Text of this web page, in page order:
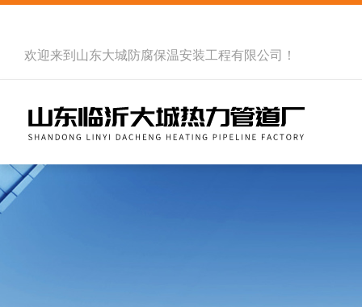
欢迎来到 山东大城防腐保温安装工程有限公司 ！